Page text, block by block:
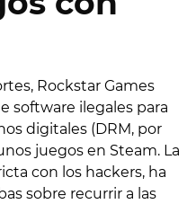
Rockstar Games
software ilegales para
digitales (DRM, por
juegos en Steam. La
con los hackers, ha
sobre recurrir a las